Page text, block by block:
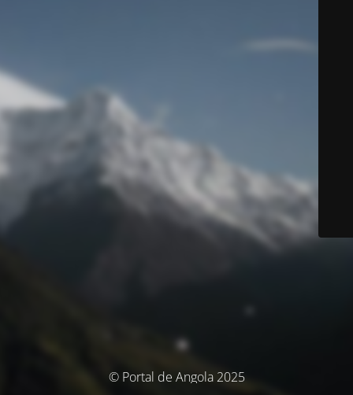
© Portal de Angola 2025